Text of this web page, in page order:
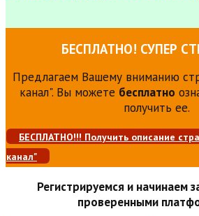
БЕСПЛАТНО! СУПЕР
Предлагаем Вашему вниманию
канал". Вы можете бесплатно
получить ее.
БЕСПЛАТНО!!! Получить описание
канал"
Регистрируемся и начинаем
проверенными